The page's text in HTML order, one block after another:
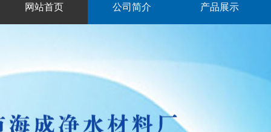
网站首页 公司简介 产品展示